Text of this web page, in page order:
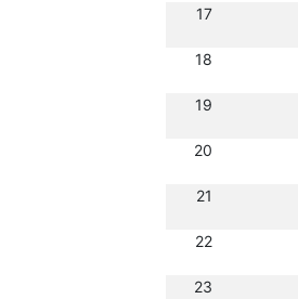
17
18
19
20
21
22
23